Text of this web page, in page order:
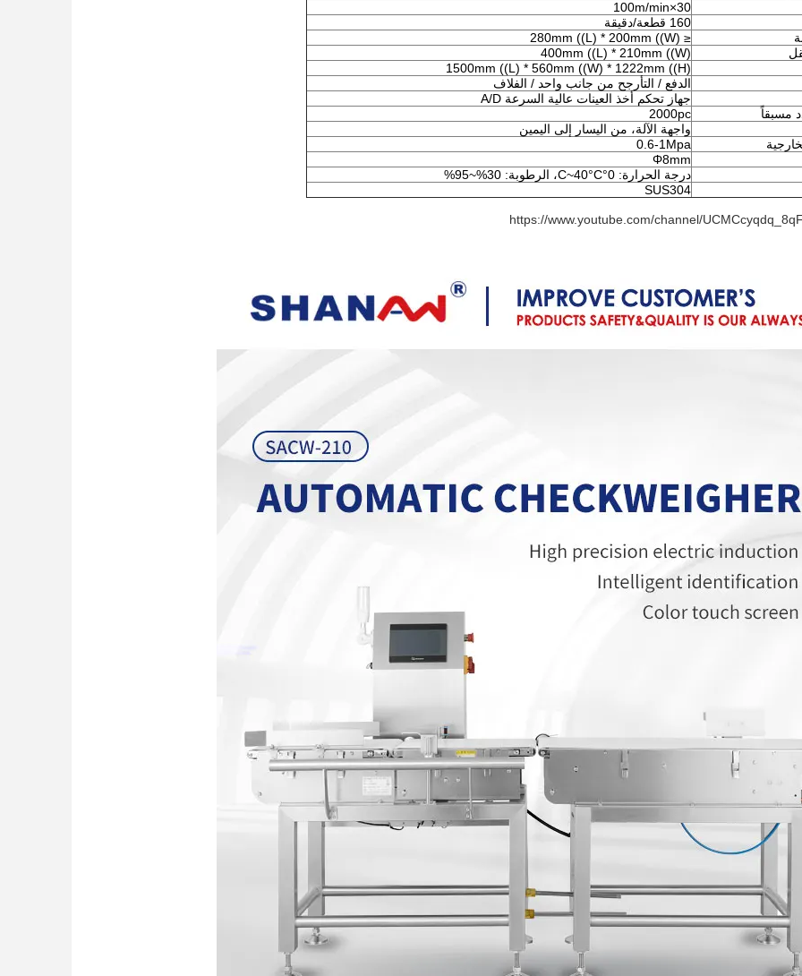
30×100m/min
160 قطعة/دقيقة
≤ 280mm ((L) * 200mm ((W)
400mm ((L) * 210mm ((W)
1500mm ((L) * 560mm ((W) * 1222mm ((H)
الدفع / التأرجح من جانب واحد / الفلاف
جهاز تحكم أخذ العينات عالية السرعة A/D
مسبقاً
2000pc
واجهة الآلة، من اليسار إلى اليمين
0.6-1Mpa
Φ8mm
درجة الحرارة: 0°C~40°C، الرطوبة: 30%~95%
SUS304
https://www.youtube.com/channel/